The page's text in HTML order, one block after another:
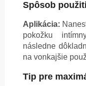
Spôsob
Aplikácia:
pokožku
následne
na vonkajšie
Tip pre